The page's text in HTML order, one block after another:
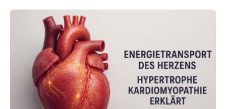
Oncology, zeigen die Forschenden, dass Mini-Tumore
aus Gewebe von Patientinnen und Patienten –
sogenannte Organoide – genutzt werden können, um
vorab zu prüfen, welche Medikamente am besten
wirken. Dabei wurde ein Eiweiß identifiziert, das künftig
als Biomarker für die Wahl der passenden Therapie
dienen könnte. Darmkrebs zählt weltweit zu den
häufigsten Krebsarten und stellt…